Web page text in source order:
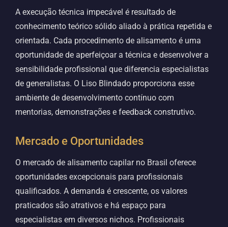
A execução técnica impecável é resultado de
conhecimento teórico sólido aliado à prática repetida e
orientada. Cada procedimento de alisamento é uma
oportunidade de aperfeiçoar a técnica e desenvolver a
sensibilidade profissional que diferencia especialistas
de generalistas. O Liso Blindado proporciona esse
ambiente de desenvolvimento contínuo com
mentorias, demonstrações e feedback construtivo.
Mercado e Oportunidades
O mercado de alisamento capilar no Brasil oferece
oportunidades excepcionais para profissionais
qualificados. A demanda é crescente, os valores
praticados são atrativos e há espaço para
especialistas em diversos nichos. Profissionais